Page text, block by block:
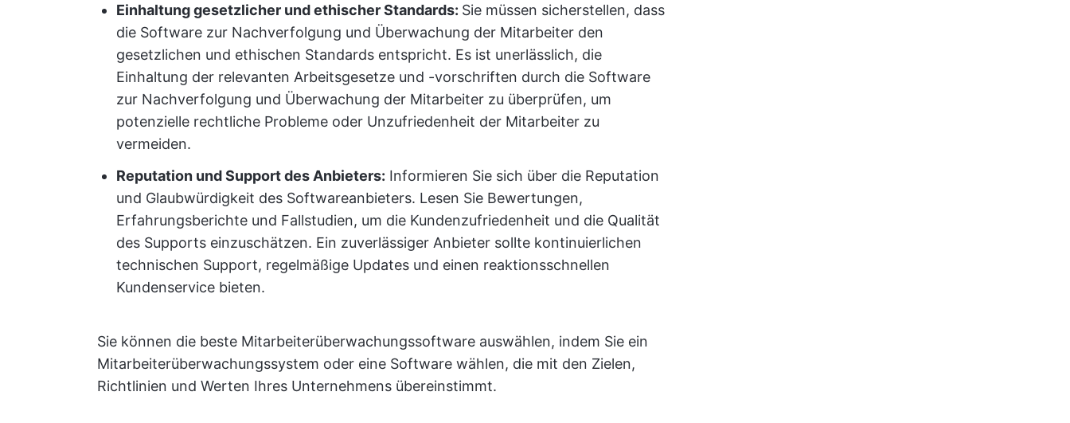
Einhaltung gesetzlicher und ethischer Standards: Sie müssen sicherstellen, dass
die Software zur Nachverfolgung und Überwachung der Mitarbeiter den
gesetzlichen und ethischen Standards entspricht. Es ist unerlässlich, die
Einhaltung der relevanten Arbeitsgesetze und -vorschriften durch die Software
zur Nachverfolgung und Überwachung der Mitarbeiter zu überprüfen, um
potenzielle rechtliche Probleme oder Unzufriedenheit der Mitarbeiter zu
vermeiden.
Reputation und Support des Anbieters: Informieren Sie sich über die Reputation
und Glaubwürdigkeit des Softwareanbieters. Lesen Sie Bewertungen,
Erfahrungsberichte und Fallstudien, um die Kundenzufriedenheit und die Qualität
des Supports einzuschätzen. Ein zuverlässiger Anbieter sollte kontinuierlichen
technischen Support, regelmäßige Updates und einen reaktionsschnellen
Kundenservice bieten.
Sie können die beste Mitarbeiterüberwachungssoftware auswählen, indem Sie ein
Mitarbeiterüberwachungssystem oder eine Software wählen, die mit den Zielen,
Richtlinien und Werten Ihres Unternehmens übereinstimmt.